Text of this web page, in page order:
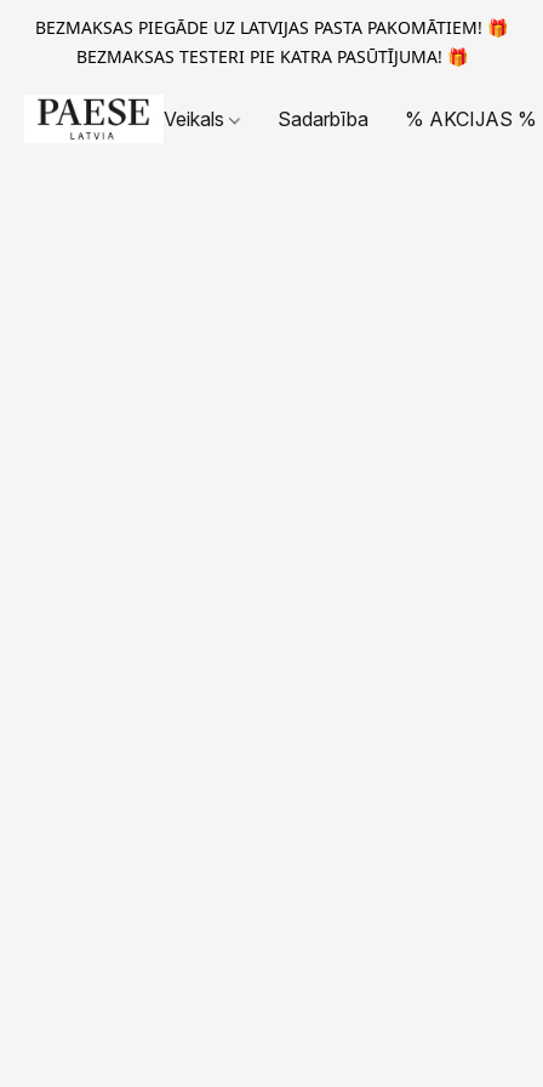
BEZMAKSAS PIEGĀDE UZ LATVIJAS PASTA PAKOMĀTIEM! 🎁
BEZMAKSAS TESTERI PIE KATRA PASŪTĪJUMA! 🎁
Veikals Sadarbība % AKCIJAS %